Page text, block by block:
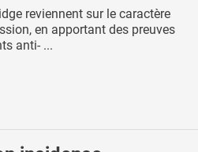
reviennent sur le caractère
en apportant des preuves
anti- ...